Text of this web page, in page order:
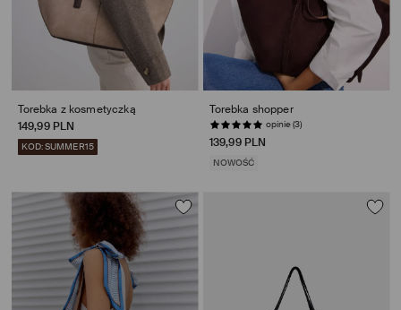
Torebka z kosmetyczką
149,99 PLN
KOD: SUMMER15
Torebka shopper
opinie (3)
139,99 PLN
NOWOŚĆ